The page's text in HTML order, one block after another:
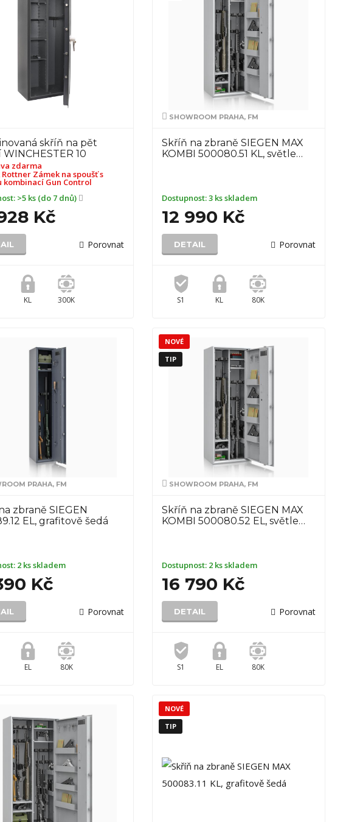
skříň na pět
10
zdarma
Rottner Zámek na spoušť s
kombinací Gun Control
>5 ks (do 7 dnů)
Kč
Porovnat
KL 300K
SHOWROOM PRAHA, FM
Skříň na zbraně SIEGEN MAX
KOMBI 500080.51 KL, světle…
Dostupnost:3 ks skladem
12 990 Kč
DETAIL Porovnat
S1 KL 80K
PRAHA, FM
zbraně SIEGEN
EL, grafitově šedá
2 ks skladem
Kč
Porovnat
EL 80K
SHOWROOM PRAHA, FM
Skříň na zbraně SIEGEN MAX
KOMBI 500080.52 EL, světle…
Dostupnost: 2 ks skladem
16 790 Kč
DETAIL Porovnat
S1 EL 80K
NOVÉ
TIP
NOVÉ
TIP